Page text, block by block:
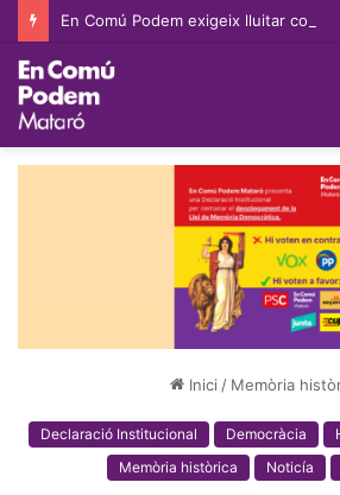
Inici / Memòria
Declaració Institucional Democràcia
Memòria històrica
Noticía